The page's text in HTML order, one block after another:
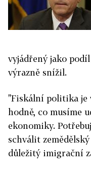
vyjádřený jako
výrazně snížil.
"Fiskální politika je
hodně, co musíme
ekonomiky.
schválit
důležitý imigrační